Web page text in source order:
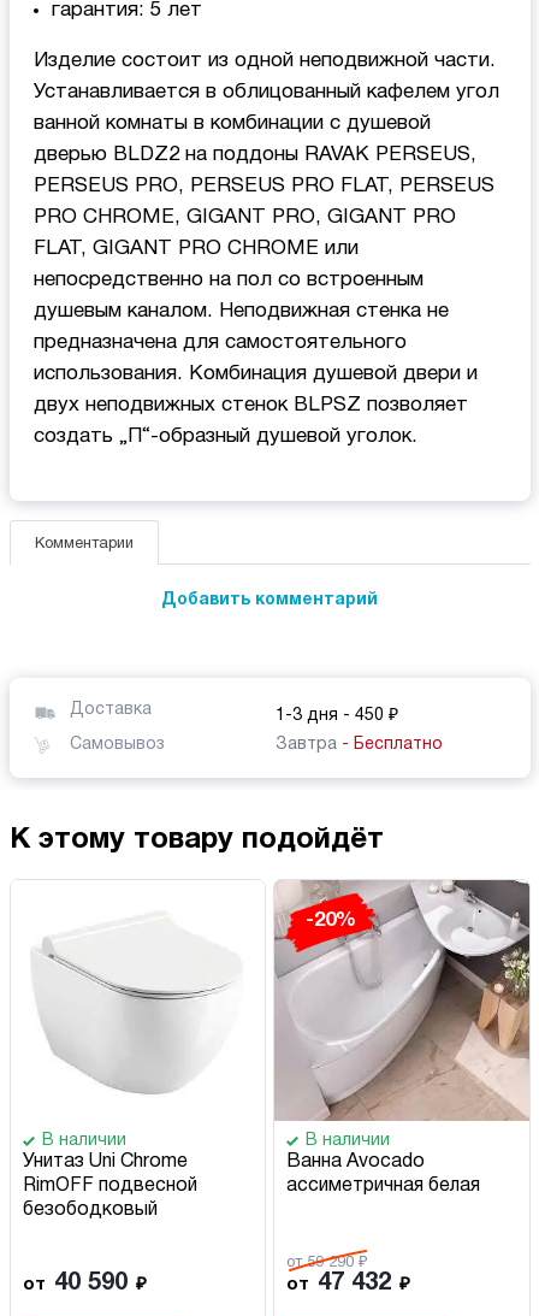
гарантия: 5 лет
Изделие состоит из одной неподвижной части.
Устанавливается в облицованный кафелем угол
ванной комнаты в комбинации с душевой
дверью BLDZ2 на поддоны RAVAK PERSEUS,
PERSEUS PRO, PERSEUS PRO FLAT, PERSEUS
PRO CHROME, GIGANT PRO, GIGANT PRO
FLAT, GIGANT PRO CHROME или
непосредственно на пол со встроенным
душевым каналом. Неподвижная стенка не
предназначена для самостоятельного
использования. Комбинация душевой двери и
двух неподвижных стенок BLPSZ позволяет
создать „П“-образный душевой уголок.
Комментарии
Добавить комментарий
Доставка 1-3 дня - 450 ₽
Самовывоз
Завтра - Бесплатно
К этому товару подойдёт
В наличии
Унитаз Uni Chrome
RimOFF подвесной
безободковый
от 40 590 ₽
-20%
В наличии
Ванна Avocado
ассиметричная белая
от 59 290 ₽
от 47 432 ₽